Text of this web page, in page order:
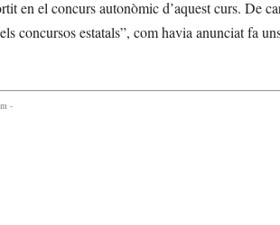
en el concurs autonòmic d’aquest curs. De
concursos estatals”, com havia anunciat fa
-